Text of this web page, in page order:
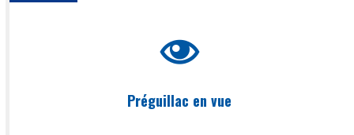
Préguillac en vue